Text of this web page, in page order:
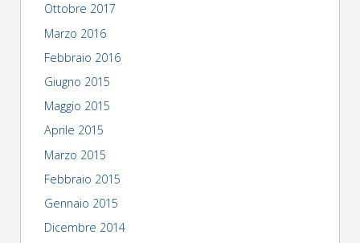
Ottobre 2017
Marzo 2016
Febbraio 2016
Giugno 2015
Maggio 2015
Aprile 2015
Marzo 2015
Febbraio 2015
Gennaio 2015
Dicembre 2014